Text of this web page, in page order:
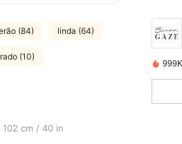
(84) linda (64)
(10)
63 cm / 25 in, Busto: 107 cm / 42 in, Cor:
102 cm / 40 in